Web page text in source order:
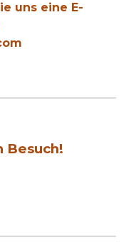
uns eine E-
Besuch!